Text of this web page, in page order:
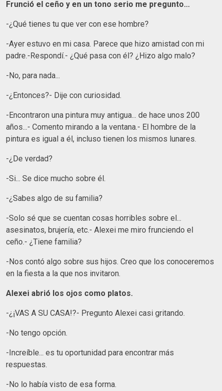
Frunció el ceño y en un tono serio me pregunto...
-¿Qué tienes tu que ver con ese hombre?
-Ayer estuvo en mi casa. Parece que hizo amistad con mi
padre.-Respondí.- ¿Qué pasa con él? ¿Hizo algo malo?
-No, para nada...
-¿Entonces?- Dije con curiosidad.
-Encontraron una pintura muy antigua... de hace unos 200
años...- Comento mirando a la ventana.- El hombre de la
pintura es igual a él, incluso tienen los mismos lunares.
-¿De verdad?
-Si... Se dice mucho sobre él.
-¿Sabes algo de su familia?
-Solo sé que se cuentan cosas horribles sobre el...
asesinatos, brujería, etc.- Alexei me miro frunciendo el
ceño.- ¿Tiene familia?
-Nos contó algo sobre sus hijos. Creo que los conoceremos
en la fiesta a la que nos invitaron.
Alexei abrió los ojos como platos.
-¿¡VAS A SU CASA!?- Pregunto Alexei casi gritando.
-No tengo opción.
-Increíble... es tu oportunidad para encontrar más
respuestas.
-No lo había visto de esa forma.